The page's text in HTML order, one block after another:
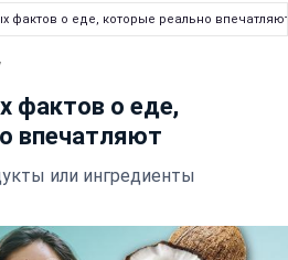
фактов о еде, которые реально
фактов о еде,
впечатляют
или ингредиенты